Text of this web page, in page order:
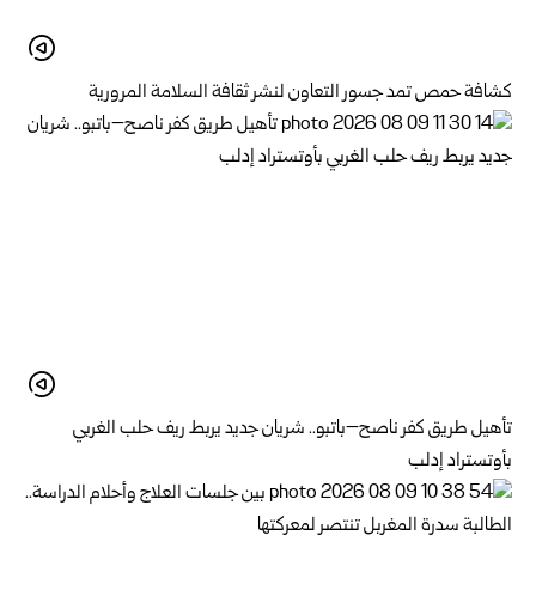
كشافة حمص تمد جسور التعاون لنشر ثقافة السلامة المرورية
تأهيل طريق كفر ناصح–باتبو.. شريان جديد يربط ريف حلب الغربي
بأوتستراد إدلب